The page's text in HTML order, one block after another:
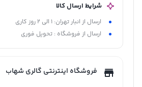
افزایش عمر مفید لولا به علت وجود بلبرینگ
مقاوم در برابر خوردگی، زنگ زدگی و تغییر رنگ
تحمل وزن بیشتر
شرایط ارسال کالا
ارسال از انبار تهران: 1 الی 2 روز کاری
ارسال از فروشگاه : تحویل فوری
فروشگاه اینترنتی گالری شهاب